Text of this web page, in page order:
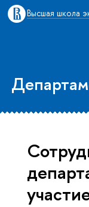
Высшая школа